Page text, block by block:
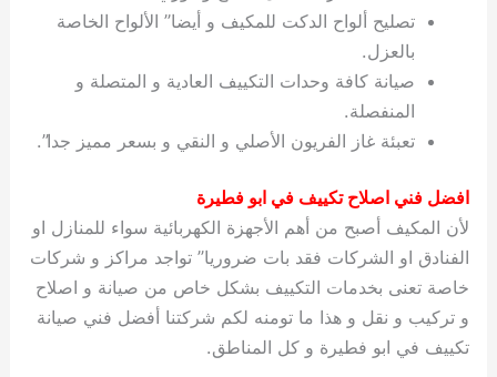
تصليح ألواح الدكت للمكيف و أيضا” الألواح الخاصة
بالعزل.
صيانة كافة وحدات التكييف العادية و المتصلة و
المنفصلة.
تعبئة غاز الفريون الأصلي و النقي و بسعر مميز جدا”.
افضل فني اصلاح تكييف في ابو فطيرة
لأن المكيف أصبح من أهم الأجهزة الكهربائية سواء للمنازل او
الفنادق او الشركات فقد بات ضروريا” تواجد مراكز و شركات
خاصة تعنى بخدمات التكييف بشكل خاص من صيانة و اصلاح
و تركيب و نقل و هذا ما تومنه لكم شركتنا أفضل فني صيانة
تكييف في ابو فطيرة و كل المناطق.